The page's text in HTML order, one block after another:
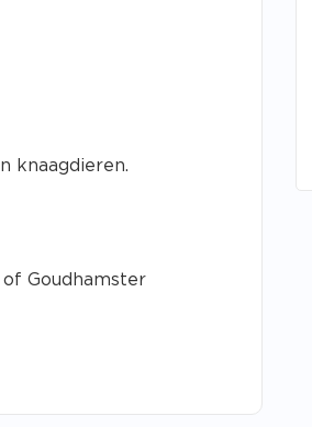
knaagdieren.
Goudhamster